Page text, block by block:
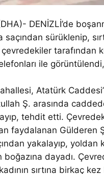
DENİZLİ’de
sürüklenip,
tarafından
ile
Atatürk
Ş. arasında
tehdit etti.
faydalanan
yakalayıp, yoldan
boğazına dayadı.
sırtına birkaç